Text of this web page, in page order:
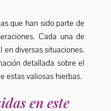
que han sido parte de
Cada una de
diversas situaciones.
detallada sobre el
estas valiosas hierbas.
en este